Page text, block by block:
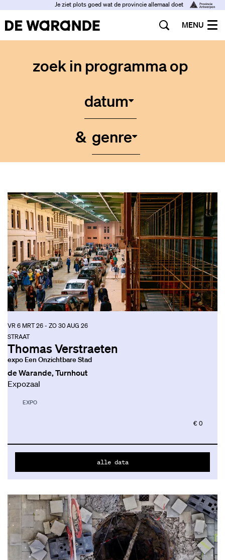
Je ziet plots goed wat de provincie allemaal doet
MENU
zoek in programma op
datum
& genre
Thomas Verstraeten
expo Een Onzichtbare Stad
STRAAT
VR 6 MRT 26- ZO 30 AUG 26
de Warande, Turnhout
Expozaal
EXPO
€ 0
alle data